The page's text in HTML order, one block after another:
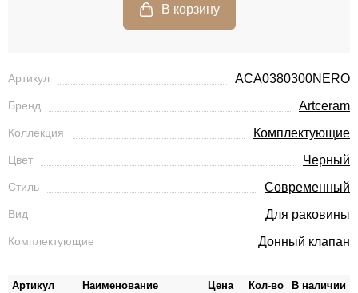
Артикул ACA0380300NERO
Бренд Artceram
Коллекция Комплектующие
Цвет Черный
Стиль Современный
Вид Для раковины
Комплектующие Донный клапан
Артикул Наименование Цена Кол-во В наличии